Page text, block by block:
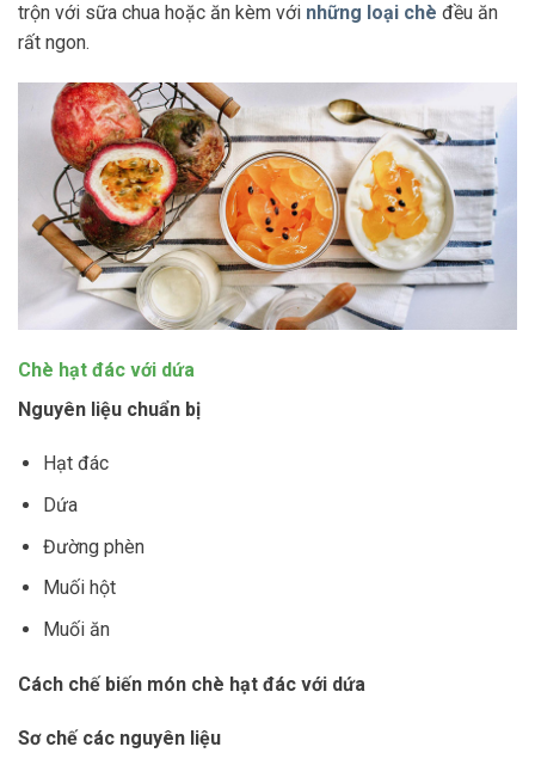
trộn với sữa chua hoặc ăn kèm với những loại chè đều ăn
rất ngon.
Chè hạt đác với dứa
Nguyên liệu chuẩn bị
Hạt đác
Dứa
Đường phèn
Muối hột
Muối ăn
Cách chế biến món chè hạt đác với dứa
Sơ chế các nguyên liệu